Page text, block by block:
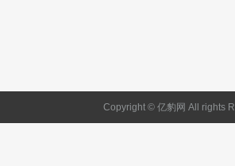
Copyright © 亿豹网 All rights